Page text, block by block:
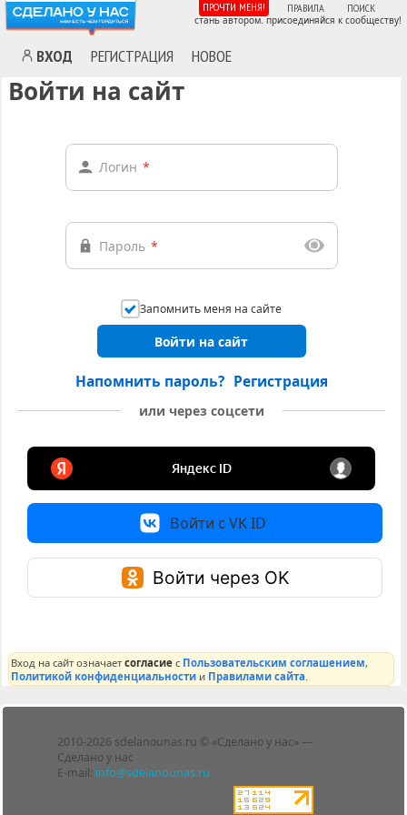
ВХОД РЕГИСТРАЦИЯ НОВОЕ
ПРОЧТИ МЕНЯ! ПРАВИЛА ПОИСК
стань автором. присоединяйся к сообществу!
Войти на сайт
Логин *
Пароль *
Запомнить меня на сайте
Войти на сайт
Напомнить пароль? Регистрация
или через соцсети
Войти с VK ID
Войти через OK
Вход на сайт означаетсогласие с Пользовательским соглашением,
Политикой конфиденциальности и Правилами сайта
2010-2026 sdelanounas.ru © «Сделано у нас» —
Сделано у нас
E-mail: info@sdelanounas.ru
Блоги
Люди
Политика